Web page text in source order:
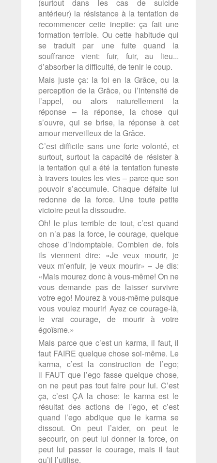
(surtout dans les cas de suicide
antérieur) la résistance à la tentation de
recommencer cette ineptie: ça fait une
formation terrible. Ou cette habitude qui
se traduit par une fuite quand la
souffrance vient: fuir, fuir, au lieu...
d’absorber la difficulté, de tenir le coup.
Mais juste ça: la foi en la Grâce, ou la
perception de la Grâce, ou l’intensité de
l’appel, ou alors naturellement la
réponse – la réponse, la chose qui
s’ouvre, qui se brise, la réponse à cet
amour merveilleux de la Grâce.
C’est difficile sans une forte volonté, et
surtout, surtout la capacité de résister à
la tentation qui a été la tentation funeste
à travers toutes les vies – parce que son
pouvoir s’accumule. Chaque défaite lui
redonne de la force. Une toute petite
victoire peut la dissoudre.
Oh! le plus terrible de tout, c’est quand
on n’a pas la force, le courage, quelque
chose d’indomptable. Combien de. fois
ils viennent dire: «Je veux mourir, je
veux m’enfuir, je veux mourir» – Je dis:
«Mais mourez donc à vous-même! On ne
vous demande pas de laisser survivre
votre ego! Mourez à vous-même puisque
vous voulez mourir! Ayez ce courage-là,
le vrai courage, de mourir à votre
égoïsme.»
Mais parce que c’est un karma, il faut, il
faut FAIRE quelque chose soi-même. Le
karma, c’est la construction de l’ego;
il FAUT que l’ego fasse quelque chose,
on ne peut pas tout faire pour lui. C’est
ça, c’est ÇA la chose: le karma est le
résultat des actions de l’ego, et c’est
quand l’ego abdique que le karma se
dissout. On peut l’aider, on peut le
secourir, on peut lui donner la force, on
peut lui passer le courage, mais il faut
qu’il l’utilise.